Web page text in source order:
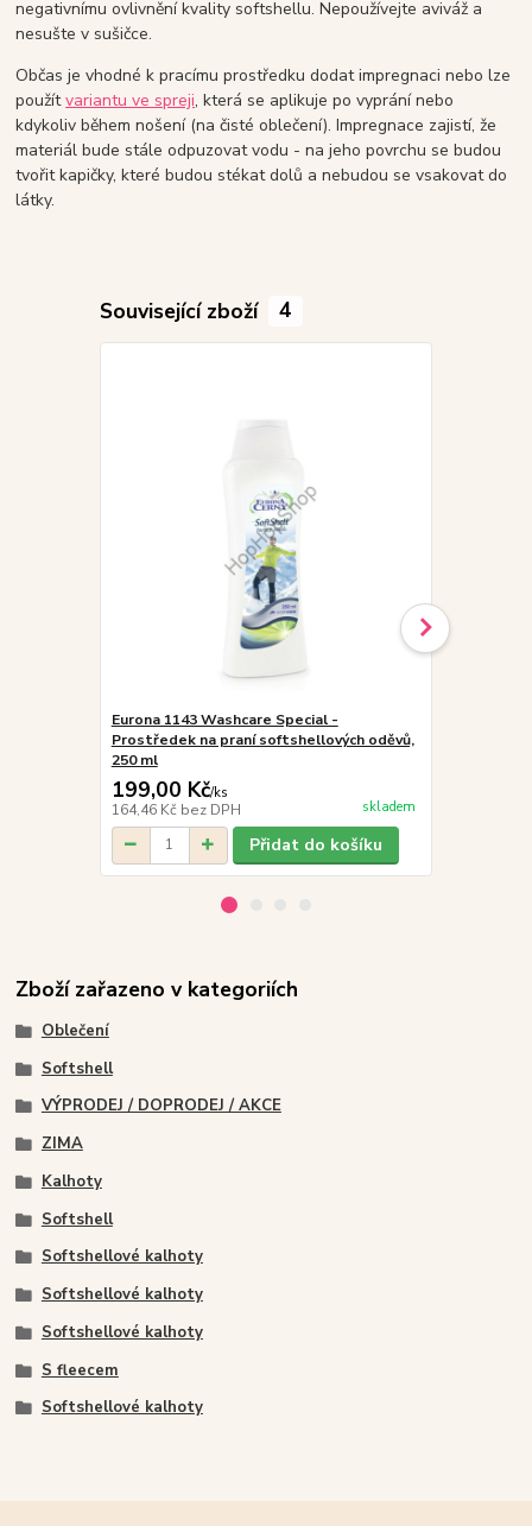
negativnímu ovlivnění kvality softshellu. Nepoužívejte aviváž a
nesušte v sušičce.
Občas je vhodné k pracímu prostředku dodat impregnaci nebo lze
použítvariantu ve spreji, která se aplikuje po vyprání nebo
kdykoliv během nošení (na čisté oblečení). Impregnace zajistí, že
materiál bude stále odpuzovat vodu - na jeho povrchu se budou
tvořit kapičky, které budou stékat dolů a nebudou se vsakovat do
látky.
Související zboží 4
Eurona 1143 Washcare Special -
Prostředek na praní softshellových oděvů,
250 ml
199,00 Kč/ks
164,46 Kč bez DPH skladem
Přidat do košíku
Zboží zařazeno v kategoriích
Oblečení
Softshell
VÝPRODEJ / DOPRODEJ / AKCE
ZIMA
Kalhoty
Softshell
Softshellové kalhoty
Softshellové kalhoty
Softshellové kalhoty
S fleecem
Softshellové kalhoty